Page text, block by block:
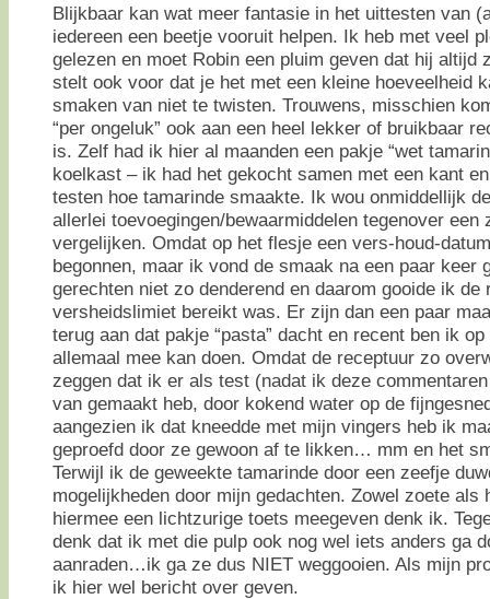
Blijkbaar kan wat meer fantasie in het uittesten van
iedereen een beetje vooruit helpen. Ik heb met veel
gelezen en moet Robin een pluim geven dat hij
stelt ook voor dat je het met een kleine hoeveelheid
smaken van niet te twisten. Trouwens, misschien
“per ongeluk” ook aan een heel lekker of bruikbaar
is. Zelf had ik hier al maanden een pakje “wet
koelkast – ik had het gekocht samen met een kant
testen hoe tamarinde smaakte. Ik wou onmiddellijk
allerlei toevoegingen/bewaarmiddelen tegenover een
vergelijken. Omdat op het flesje een vers-houd-
begonnen, maar ik vond de smaak na een paar keer
gerechten niet zo denderend en daarom gooide ik de
versheidslimiet bereikt was. Er zijn dan een paar
terug aan dat pakje “pasta” dacht en recent ben ik
allemaal mee kan doen. Omdat de receptuur zo
zeggen dat ik er als test (nadat ik deze
van gemaakt heb, door kokend water op de
aangezien ik dat kneedde met mijn vingers heb ik
geproefd door ze gewoon af te likken… mm en het
Terwijl ik de geweekte tamarinde door een zeefje
mogelijkheden door mijn gedachten. Zowel zoete als
hiermee een lichtzurige toets meegeven denk ik.
denk dat ik met die pulp ook nog wel iets anders ga
aanraden…ik ga ze dus NIET weggooien. Als mijn
ik hier wel bericht over geven.